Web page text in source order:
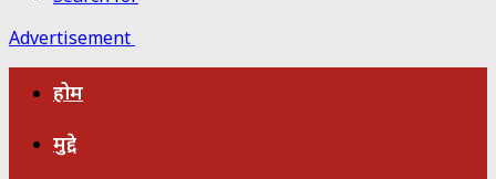
Advertisement
होम
मुद्दे